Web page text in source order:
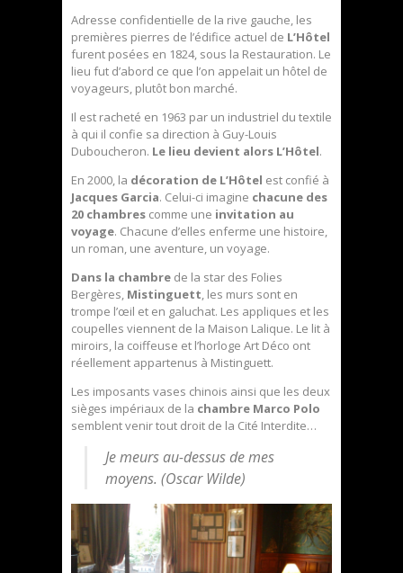
Adresse confidentielle de la rive gauche, les
premières pierres de l’édifice actuel de L’Hôtel
furent posées en 1824, sous la Restauration. Le
lieu fut d’abord ce que l’on appelait un hôtel de
voyageurs, plutôt bon marché.
Il est racheté en 1963 par un industriel du textile
à qui il confie sa direction à Guy-Louis
Duboucheron. Le lieu devient alors L’Hôtel.
En 2000, la décoration de L’Hôtel est confié à
Jacques Garcia. Celui-ci imagine chacune des
20 chambres comme une invitation au
voyage. Chacune d’elles enferme une histoire,
un roman, une aventure, un voyage.
Dans la chambre de la star des Folies
Bergères, Mistinguett, les murs sont en
trompe l’œil et en galuchat. Les appliques et les
coupelles viennent de la Maison Lalique. Le lit à
miroirs, la coiffeuse et l’horloge Art Déco ont
réellement appartenus à Mistinguett.
Les imposants vases chinois ainsi que les deux
sièges impériaux de la chambre Marco Polo
semblent venir tout droit de la Cité Interdite…
Je meurs au-dessus de mes
moyens. (Oscar Wilde)